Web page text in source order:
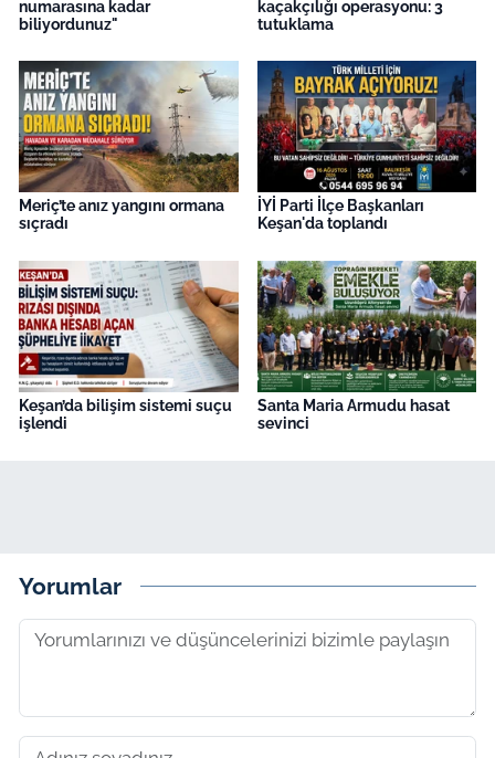
numarasına kadar
biliyordunuz"
kaçakçılığı operasyonu: 3
tutuklama
Meriç’te anız yangını ormana
sıçradı
İYİ Parti İlçe Başkanları
Keşan'da toplandı
Keşan’da bilişim sistemi suçu
işlendi
Santa Maria Armudu hasat
sevinci
Yorumlar